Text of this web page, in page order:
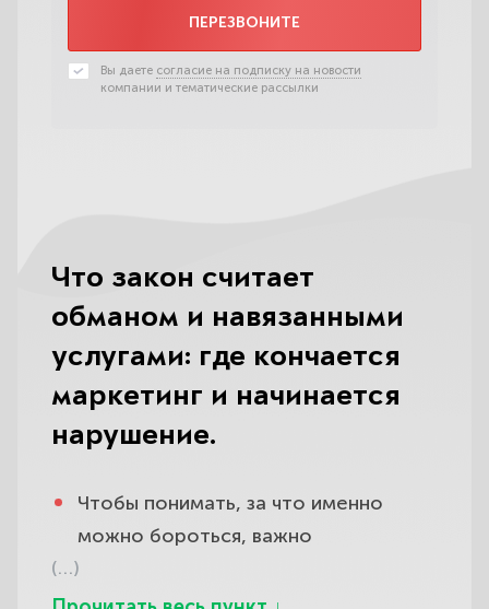
ПЕРЕЗВОНИТЕ
Вы даете согласие на подписку на новости
компании и тематические рассылки
Что закон считает
обманом и навязанными
услугами: где кончается
маркетинг и начинается
нарушение.
Чтобы понимать, за что именно
можно бороться, важно
разграничить законную продажу и
обман: не всякая дополнительная
(…)